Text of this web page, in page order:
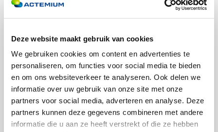
Deze website maakt gebruik van cookies
We gebruiken cookies om content en advertenties te
personaliseren, om functies voor social media te bieden
en om ons websiteverkeer te analyseren. Ook delen we
informatie over uw gebruik van onze site met onze
partners voor social media, adverteren en analyse. Deze
partners kunnen deze gegevens combineren met andere
informatie die u aan ze heeft verstrekt of die ze hebben
stemmen”, vertelt Cliënt Manager Bart Verburg. Door in
alle ontwikkelingen, wordt het project steeds aan de laatste
Actemium haar klanten vooruit.
Lees ook: